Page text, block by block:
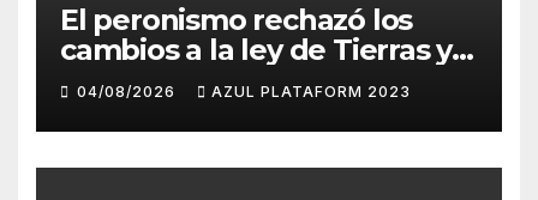
El peronismo rechazó los
cambios a la ley de Tierras y
convocó a movilizarse el
jueves en contra del
Gobierno
04/08/2026 AZUL PLATAFORM 2023